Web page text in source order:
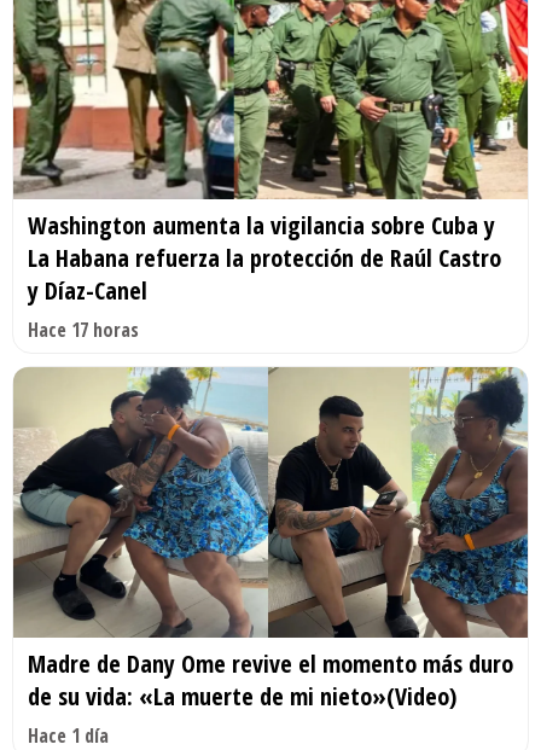
Washington aumenta la vigilancia sobre Cuba y
La Habana refuerza la protección de Raúl Castro
y Díaz-Canel
Hace 17 horas
Madre de Dany Ome revive el momento más duro
de su vida: «La muerte de mi nieto»(Video)
Hace 1 día